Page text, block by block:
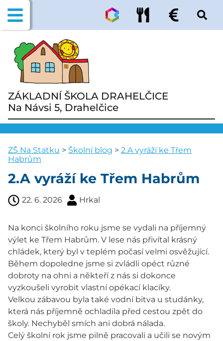
ZÁKLADNÍ ŠKOLA DRAHELČICE
Na Návsi 5, Drahelčice
ZŠ Na Statku > Školní blog > 2.A vyráží ke Třem
Habrům
2.A vyráží ke Třem Habrům
22. 6. 2026 Hrkal
Na konci školního roku jsme se vydali na příjemný
výlet ke Třem Habrům. V lese nás přivítal krásný
chládek, který byl v teplém počasí velmi osvěžující.
Během dopoledne jsme si zvládli opéct různé
dobroty na ohni a někteří z nás si dokonce
vyzkoušeli vyrobit vlastní opékací klacíky.
Velkou zábavou byla také vodní bitva u studánky,
která nás příjemně ochladila před cestou zpět do
školy. Nechyběl smích ani dobrá nálada.
Celý školní rok jsme pilně pracovali a učili se novým